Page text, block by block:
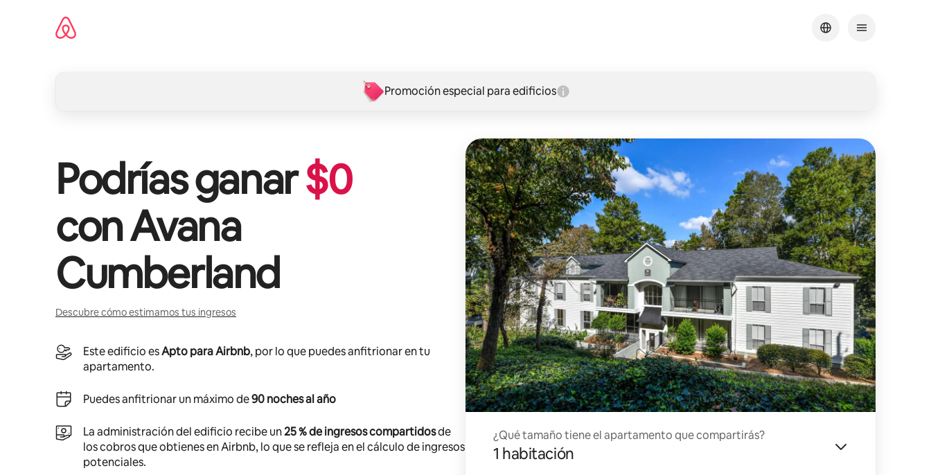
Promoción especial para edificios
Podrías ganar$0
conAvana
Cumberland
Descubre cómo estimamos tus ingresos
Este edificio esApto para Airbnb, por lo que puedes anfitrionar en tu
apartamento.
Puedes anfitrionar un máximo de90 noches al año
La administración del edificio recibe un25 % de ingresos compartidosde
los cobros que obtienes en Airbnb, lo que se refleja en el cálculo de ingresos
potenciales.
¿Qué tamaño tiene el apartamento que compartirás?
1 habitación